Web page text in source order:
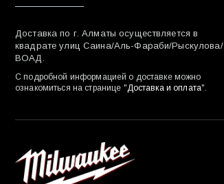
Доставка по г. Алматы осуществляется в
квадрате улиц Саина/Аль-Фараби/Рыскулова/
ВОАД.
С подробной информацией о доставке можно
ознакомиться на странице "Доставка и оплата".